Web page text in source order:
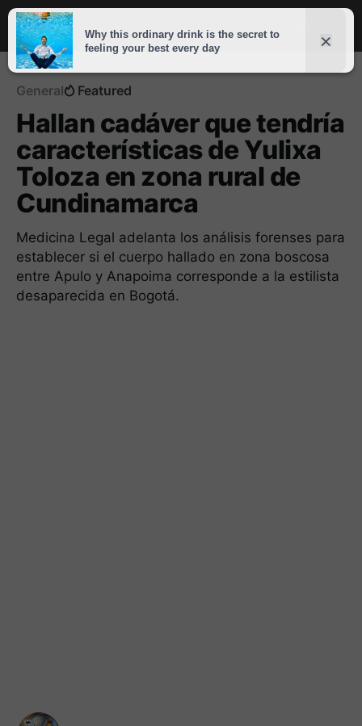
General Featured
Hallan cadáver que tendría
características de Yulixa
Toloza en zona rural de
Cundinamarca
Medicina Legal adelanta los análisis forenses para
establecer si el cuerpo hallado en zona boscosa
entre Apulo y Anapoima corresponde a la estilista
desaparecida en Bogotá.